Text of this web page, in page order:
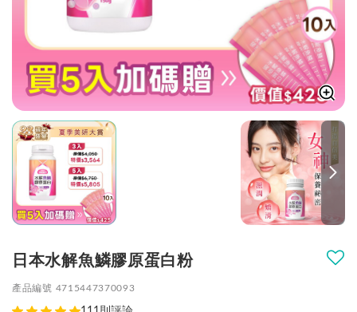
日本水解魚鱗膠原蛋白粉
產品編號 4715447370093